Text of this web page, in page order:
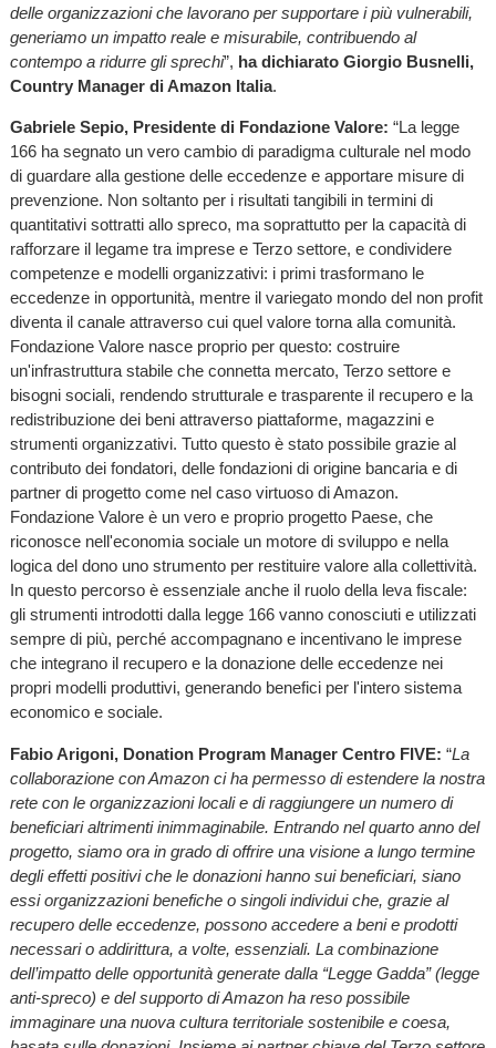
delle organizzazioni che lavorano per supportare i più vulnerabili,
generiamo un impatto reale e misurabile, contribuendo al
contempo a ridurre gli sprechi”, ha dichiarato Giorgio Busnelli,
Country Manager di Amazon Italia.
Gabriele Sepio, Presidente di Fondazione Valore: “La legge
166 ha segnato un vero cambio di paradigma culturale nel modo
di guardare alla gestione delle eccedenze e apportare misure di
prevenzione. Non soltanto per i risultati tangibili in termini di
quantitativi sottratti allo spreco, ma soprattutto per la capacità di
rafforzare il legame tra imprese e Terzo settore, e condividere
competenze e modelli organizzativi: i primi trasformano le
eccedenze in opportunità, mentre il variegato mondo del non profit
diventa il canale attraverso cui quel valore torna alla comunità.
Fondazione Valore nasce proprio per questo: costruire
un'infrastruttura stabile che connetta mercato, Terzo settore e
bisogni sociali, rendendo strutturale e trasparente il recupero e la
redistribuzione dei beni attraverso piattaforme, magazzini e
strumenti organizzativi. Tutto questo è stato possibile grazie al
contributo dei fondatori, delle fondazioni di origine bancaria e di
partner di progetto come nel caso virtuoso di Amazon.
Fondazione Valore è un vero e proprio progetto Paese, che
riconosce nell'economia sociale un motore di sviluppo e nella
logica del dono uno strumento per restituire valore alla collettività.
In questo percorso è essenziale anche il ruolo della leva fiscale:
gli strumenti introdotti dalla legge 166 vanno conosciuti e utilizzati
sempre di più, perché accompagnano e incentivano le imprese
che integrano il recupero e la donazione delle eccedenze nei
propri modelli produttivi, generando benefici per l'intero sistema
economico e sociale.
Fabio Arigoni, Donation Program Manager Centro FIVE: “La
collaborazione con Amazon ci ha permesso di estendere la nostra
rete con le organizzazioni locali e di raggiungere un numero di
beneficiari altrimenti inimmaginabile. Entrando nel quarto anno del
progetto, siamo ora in grado di offrire una visione a lungo termine
degli effetti positivi che le donazioni hanno sui beneficiari, siano
essi organizzazioni benefiche o singoli individui che, grazie al
recupero delle eccedenze, possono accedere a beni e prodotti
necessari o addirittura, a volte, essenziali. La combinazione
dell’impatto delle opportunità generate dalla “Legge Gadda” (legge
anti-spreco) e del supporto di Amazon ha reso possibile
immaginare una nuova cultura territoriale sostenibile e coesa,